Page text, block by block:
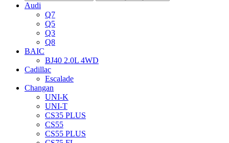
Audi
Q7
Q5
Q3
Q8
BAIC
BJ40 2.0L 4WD
Cadillac
Escalade
Changan
UNI-K
UNI-T
CS35 PLUS
CS55
CS55 PLUS